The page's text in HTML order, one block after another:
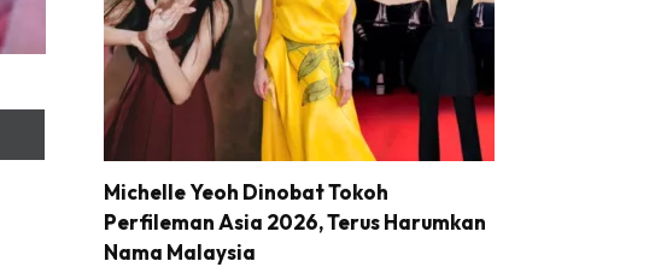
Michelle Yeoh Dinobat Tokoh
Perfileman Asia 2026, Terus Harumkan
Nama Malaysia